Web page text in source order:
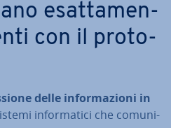
esat­ta­men­
con il pro­to­
delle in­for­ma­zio­ni in
in­for­ma­ti­ci che co­mu­ni­